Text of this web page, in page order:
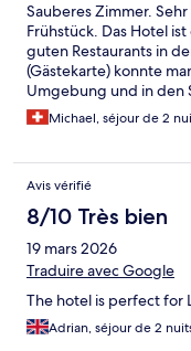
Sauberes Zimmer.
Frühstück. Das Hotel
guten Restaurants in
(Gästekarte) konnte
Umgebung und in den
sehr zu empfehlen.
Michael, séjour de 2
Avis vérifié
8/10 Très bien
19 mars 2026
Traduire avec Google
The hotel is perfect for
Adrian, séjour de 2